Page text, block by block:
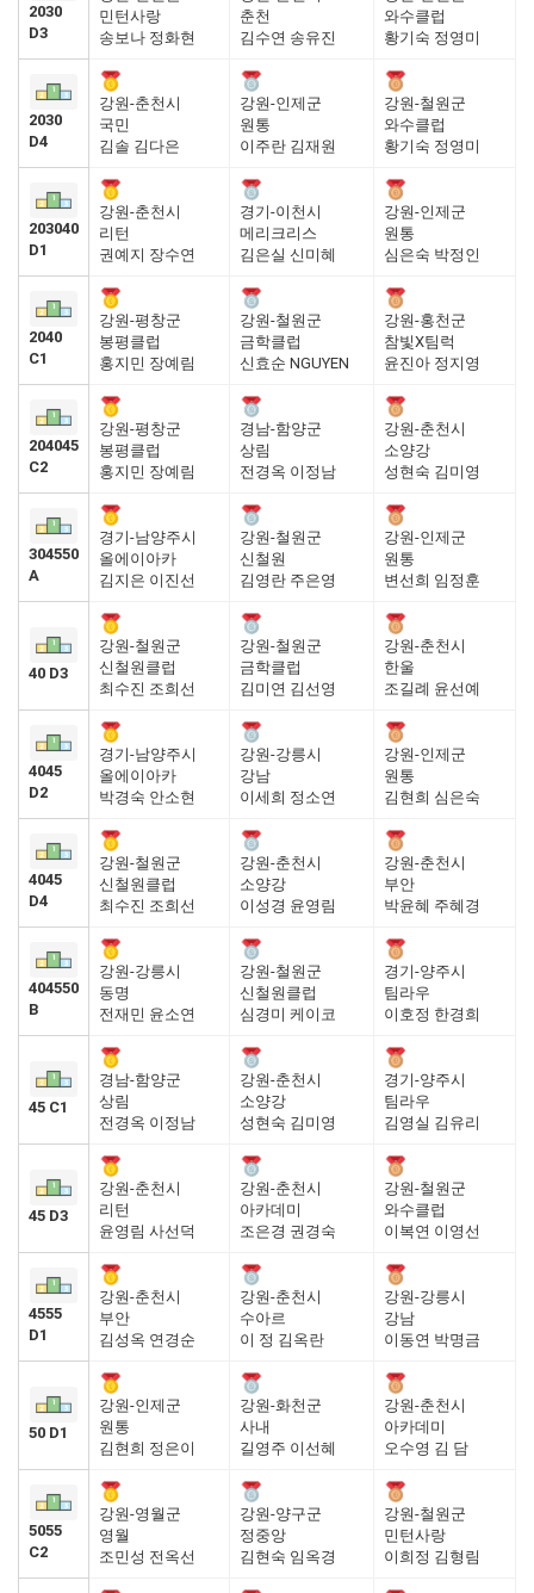
2030
D3
민턴사랑
송보나 정화현
춘천
김수연 송유진
와수클럽
황기숙 정영미
2030
D4
강원-춘천시
국민
김솔 김다은
강원-인제군
원통
이주란 김재원
강원-철원군
와수클럽
황기숙 정영미
203040
D1
강원-춘천시
리턴
권예지 장수연
경기-이천시
메리크리스
김은실 신미혜
강원-인제군
원통
심은숙 박정인
2040
C1
강원-평창군
봉평클럽
홍지민 장예림
강원-철원군
금학클럽
신효순 NGUYEN
강원-홍천군
참빛X팀럭
윤진아 정지영
204045
C2
강원-평창군
봉평클럽
홍지민 장예림
경남-함양군
상림
전경옥 이정남
강원-춘천시
소양강
성현숙 김미영
304550
A
경기-남양주시
올에이아카
김지은 이진선
강원-철원군
신철원
김영란 주은영
강원-인제군
원통
변선희 임정훈
40 D3
강원-철원군
신철원클럽
최수진 조희선
강원-철원군
금학클럽
김미연 김선영
강원-춘천시
한울
조길례 윤선예
4045
D2
경기-남양주시
올에이아카
박경숙 안소현
강원-강릉시
강남
이세희 정소연
강원-인제군
원통
김현희 심은숙
4045
D4
강원-철원군
신철원클럽
최수진 조희선
강원-춘천시
소양강
이성경 윤영림
강원-춘천시
부안
박윤혜 주혜경
404550
B
강원-강릉시
동명
전재민 윤소연
강원-철원군
신철원클럽
심경미 케이코
경기-양주시
팀라우
이호정 한경희
45 C1
경남-함양군
상림
전경옥 이정남
강원-춘천시
소양강
성현숙 김미영
경기-양주시
팀라우
김영실 김유리
45 D3
강원-춘천시
리턴
윤영림 사선덕
강원-춘천시
아카데미
조은경 권경숙
강원-철원군
와수클럽
이복연 이영선
4555
D1
강원-춘천시
부안
김성옥 연경순
강원-춘천시
수아르
이 정 김옥란
강원-강릉시
강남
이동연 박명금
50 D1
강원-인제군
원통
김현희 정은이
강원-화천군
사내
길영주 이선혜
강원-춘천시
아카데미
오수영 김 담
5055
C2
강원-영월군
영월
조민성 전옥선
강원-양구군
정중앙
김현숙 임옥경
강원-철원군
민턴사랑
이희정 김형림